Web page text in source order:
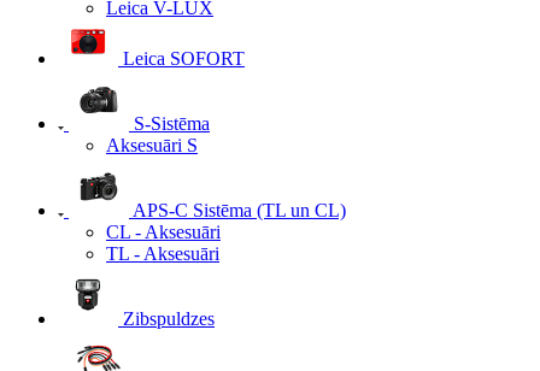
Leica V-LUX
Leica SOFORT
S-Sistēma
Aksesuāri S
APS-C Sistēma (TL un CL)
CL - Aksesuāri
TL - Aksesuāri
Zibspuldzes